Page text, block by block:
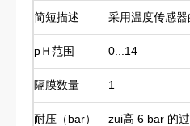
简短描述
采用温度传感
pＨ范围 0...14
隔膜数量 1
耐压（bar） zui高 6 bar 的